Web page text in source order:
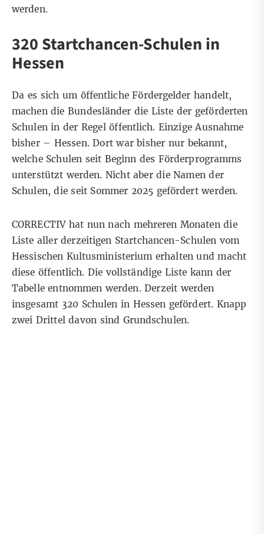
werden.
320 Startchancen-Schulen in
Hessen
Da es sich um öffentliche Fördergelder handelt,
machen die Bundesländer die Liste der geförderten
Schulen in der Regel öffentlich. Einzige Ausnahme
bisher – Hessen. Dort war bisher nur bekannt,
welche Schulen seit Beginn des Förderprogramms
unterstützt werden. Nicht aber die Namen der
Schulen, die seit Sommer 2025 gefördertwerden.
CORRECTIV hat nun nach mehreren Monaten die
Liste aller derzeitigen Startchancen-Schulen vom
Hessischen Kultusministerium erhalten und macht
diese öffentlich. Die vollständige Liste kann der
Tabelle entnommen werden. Derzeit werden
insgesamt 320 Schulen in Hessen gefördert. Knapp
zwei Drittel davon sind Grundschulen.